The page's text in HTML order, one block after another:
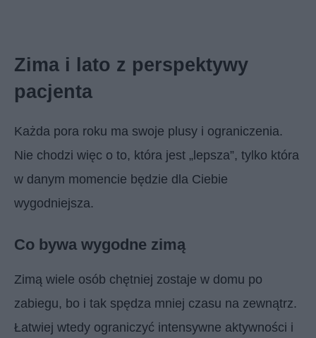
Zima i lato z perspektywy
pacjenta
Każda pora roku ma swoje plusy i ograniczenia.
Nie chodzi więc o to, która jest „lepsza”, tylko która
w danym momencie będzie dla Ciebie
wygodniejsza.
Co bywa wygodne zimą
Zimą wiele osób chętniej zostaje w domu po
zabiegu, bo i tak spędza mniej czasu na zewnątrz.
Łatwiej wtedy ograniczyć intensywne aktywności i